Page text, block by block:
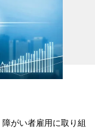
がい者雇用に取り組